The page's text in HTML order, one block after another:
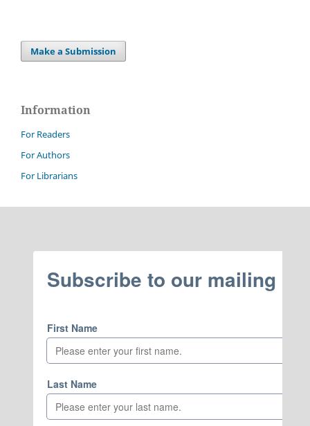
Make a Submission
Information
For Readers
For Authors
For Librarians